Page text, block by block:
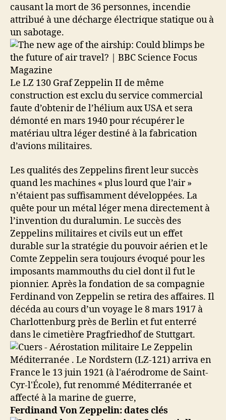
causant la mort de 36 personnes, incendie
attribué à une décharge électrique statique ou à
un sabotage.
Le LZ 130 Graf Zeppelin II de même
construction est exclu du service commercial
faute d’obtenir de l’hélium aux USA et sera
démonté en mars 1940 pour récupérer le
matériau ultra léger destiné à la fabrication
d’avions militaires.
Les qualités des Zeppelins firent leur succès
quand les machines « plus lourd que l’air »
n’étaient pas suffisamment développées. La
quête pour un métal léger mena directement à
l’invention du duralumin. Le succès des
Zeppelins militaires et civils eut un effet
durable sur la stratégie du pouvoir aérien et le
Comte Zeppelin sera toujours évoqué pour les
imposants mammouths du ciel dont il fut le
pionnier. Après la fondation de sa compagnie
Ferdinand von Zeppelin se retira des affaires. Il
décéda au cours d’un voyage le 8 mars 1917 à
Charlottenburg près de Berlin et fut enterré
dans le cimetière Pragfriedhof de Stuttgart.
Ferdinand Von Zeppelin: dates clés